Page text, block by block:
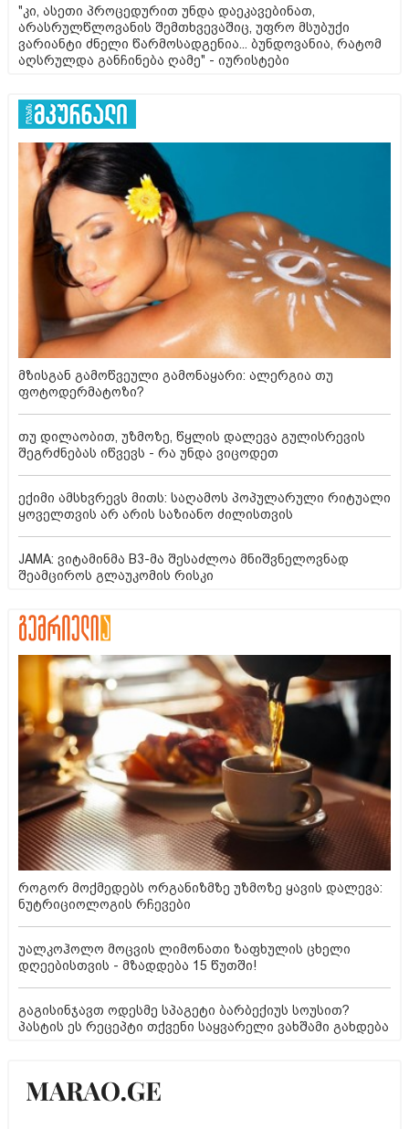
"კი, ასეთი პროცედურით უნდა დაეკავებინათ,
არასრულწლოვანის შემთხვევაშიც, უფრო მსუბუქი
ვარიანტი ძნელი წარმოსადგენია... ბუნდოვანია, რატომ
აღსრულდა განჩინება ღამე" - იურისტები
მზისგან გამოწვეული გამონაყარი: ალერგია თუ
ფოტოდერმატოზი?
თუ დილაობით, უზმოზე, წყლის დალევა გულისრევის
შეგრძნებას იწვევს - რა უნდა ვიცოდეთ
ექიმი ამსხვრევს მითს: საღამოს პოპულარული რიტუალი
ყოველთვის არ არის საზიანო ძილისთვის
JAMA: ვიტამინმა B3-მა შესაძლოა მნიშვნელოვნად
შეამციროს გლაუკომის რისკი
როგორ მოქმედებს ორგანიზმზე უზმოზე ყავის დალევა:
ნუტრიციოლოგის რჩევები
უალკოჰოლო მოცვის ლიმონათი ზაფხულის ცხელი
დღეებისთვის - მზადდება 15 წუთში!
გაგისინჯავთ ოდესმე სპაგეტი ბარბექიუს სოუსით?
პასტის ეს რეცეპტი თქვენი საყვარელი ვახშამი გახდება